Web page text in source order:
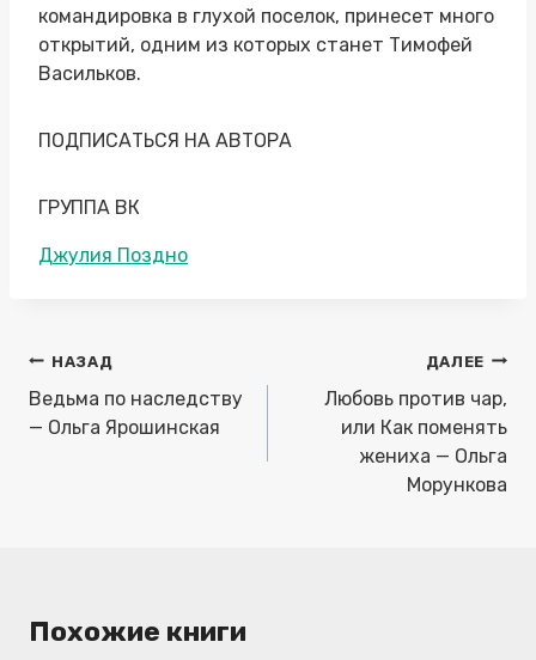
командировка в глухой поселок, принесет много
открытий, одним из которых станет Тимофей
Васильков.
ПОДПИСАТЬСЯ НА АВТОРА
ГРУППА ВК
Метки
Джулия Поздно
Навигация
по
записям
НАЗАД
Ведьма по наследству
— Ольга Ярошинская
ДАЛЕЕ
Любовь против чар,
или Как поменять
жениха — Ольга
Морункова
Похожие книги